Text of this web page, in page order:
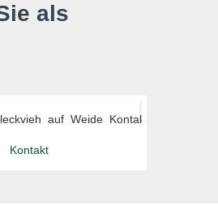
als
Kontakt